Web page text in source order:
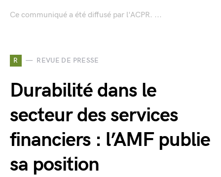
Ce communiqué a été diffusé par l'ACPR. ...
R REVUE DE PRESSE
Durabilité dans le
secteur des services
financiers : l’AMF publie
sa position